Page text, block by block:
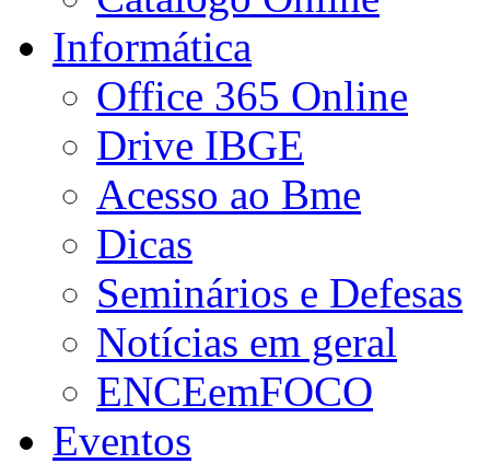
Informática
Office 365 Online
Drive IBGE
Acesso ao Bme
Dicas
Seminários e Defesas
Notícias em geral
ENCEemFOCO
Eventos